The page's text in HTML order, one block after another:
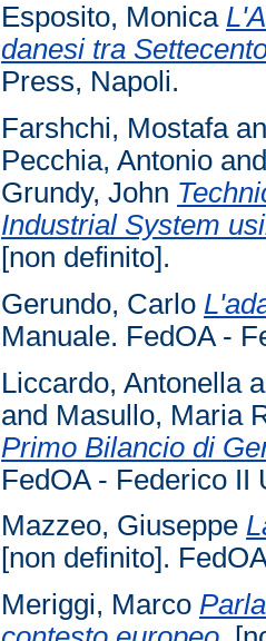
Esposito, Monica
danesi tra
Press, Napoli.
Farshchi, Mostafa
Pecchia, Antonio
Grundy, John
Industrial System
[non definito].
Gerundo, Carlo
Manuale. FedOA -
Liccardo, Antonella
and Masullo, Maria
Primo Bilancio di
FedOA - Federico II
Mazzeo, Giuseppe
[non definito].
Meriggi, Marco